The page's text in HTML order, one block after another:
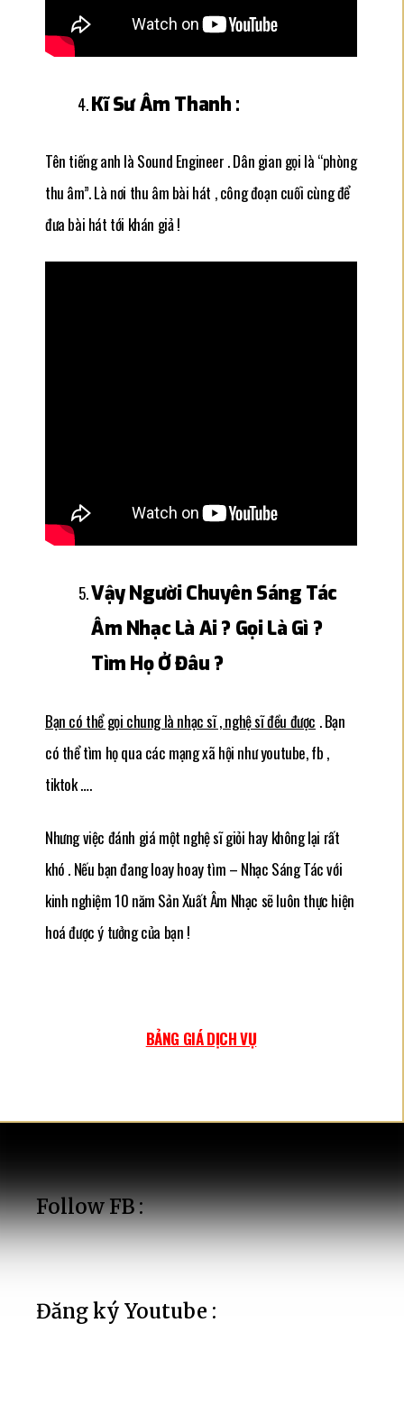
Kĩ Sư Âm Thanh :
Tên tiếng anh là Sound Engineer . Dân gian gọi là “phòng
thu âm”. Là nơi thu âm bài hát , công đoạn cuối cùng để
đưa bài hát tới khán giả !
Vậy Người Chuyên Sáng Tác
Âm Nhạc Là Ai ? Gọi Là Gì ?
Tìm Họ Ở Đâu ?
Bạn có thể gọi chung là nhạc sĩ , nghệ sĩ đều được . Bạn
có thể tìm họ qua các mạng xã hội như youtube, fb ,
tiktok ….
Nhưng việc đánh giá một nghệ sĩ giỏi hay không lại rất
khó . Nếu bạn đang loay hoay tìm – Nhạc Sáng Tác với
kinh nghiệm 10 năm Sản Xuất Âm Nhạc sẽ luôn thực hiện
hoá được ý tưởng của bạn !
BẢNG GIÁ DỊCH VỤ
Follow FB :
Đăng ký Youtube :